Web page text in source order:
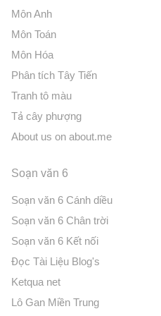
Môn Anh
Môn Toán
Môn Hóa
Phân tích Tây Tiến
Tranh tô màu
Tả cây phượng
About us on about.me
Soạn văn 6
Soạn văn 6 Cánh diều
Soạn văn 6 Chân trời
Soạn văn 6 Kết nối
Đọc Tài Liệu Blog's
Ketqua net
Lô Gan Miền Trung